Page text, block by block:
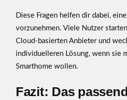
Diese Fragen helfen dir dabei,
vorzunehmen. Viele Nutzer
Cloud-basierten Anbieter und
individuelleren Lösung, wenn sie
Smarthome wollen.
Fazit: Das